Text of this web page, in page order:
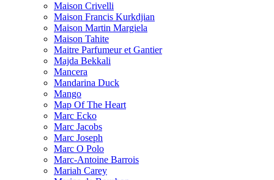
Maison Crivelli
Maison Francis Kurkdjian
Maison Martin Margiela
Maison Tahite
Maitre Parfumeur et Gantier
Majda Bekkali
Mancera
Mandarina Duck
Mango
Map Of The Heart
Marc Ecko
Marc Jacobs
Marc Joseph
Marc O Polo
Marc-Antoine Barrois
Mariah Carey